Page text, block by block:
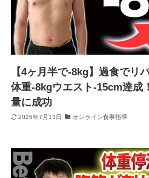
【4ヶ月半で-8kg】過食でリ
体重-8kgウエスト-15cm達成
量に成功
2026年7月13日 オンライン食事指導